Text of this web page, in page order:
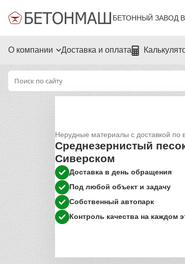
БЕТОННЫЙ ЗАВОД
О компании Доставка и оплата
Нерудные материалы с доставкой по
Среднезернистый
Сиверском
Доставка в день обращения
Под любой объект и задачу
Собственный автопарк
Контроль качества на каждом